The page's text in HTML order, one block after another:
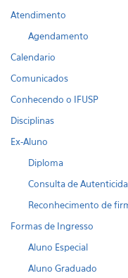
Atendimento
Agendamento
Calendario
Comunicados
Conhecendo o IFUSP
Disciplinas
Ex-Aluno
Diploma
Consulta de
Reconhecimento de
Formas de Ingresso
Aluno Especial
Aluno Graduado